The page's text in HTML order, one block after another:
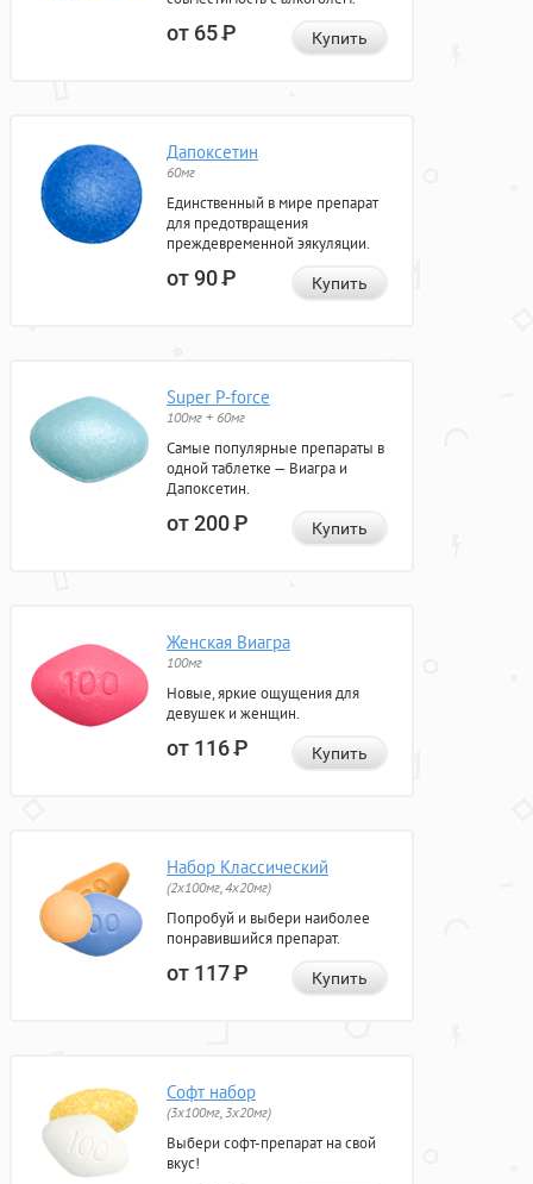
от 65Р Купить
Дапоксетин
60мг
Единственный в мире препарат
для предотвращения
преждевременной эякуляции.
от 90Р Купить
Super P-force
100мг + 60мг
Самые популярные препараты в
одной таблетке — Виагра и
Дапоксетин.
от 200Р Купить
Женская Виагра
100мг
Новые, яркие ощущения для
девушек и женщин.
от 116Р Купить
Набор Классический
(2x100мг, 4x20мг)
Попробуй и выбери наиболее
понравившийся препарат.
от 117Р Купить
Софт набор
(3x100мг, 3x20мг)
Выбери софт-препарат на свой
вкус!